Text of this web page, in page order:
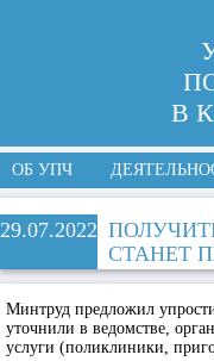
В
ОБ УПЧ
29.07.2022
СТАНЕТ
Минтруд предложил
уточнили в ведомстве,
услуги (поликлиники,